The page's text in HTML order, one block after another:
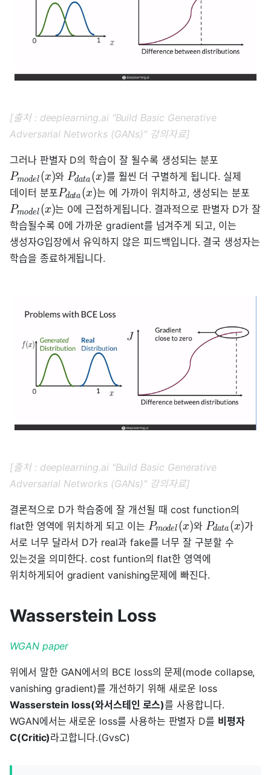
[출처 : deeplearning.ai "Build Basic Generative
Adversarial Networks (GANs)" 강의자료]
그러나 판별자 D의 학습이 잘 될수록 생성되는 분포
Pmodel (x)와 Pdata (x)를 훨씬 더 구별하게 됩니다. 실제
데이터 분포Pdata (x)는 에 가까이 위치하고, 생성되는 분포
Pmodel (x)는 0에 근접하게됩니다. 결과적으로 판별자 D가 잘
학습될수록 0에 가까운 gradient를 넘겨주게 되고, 이는
생성자G입장에서 유익하지 않은 피드백입니다. 결국 생성자는
학습을 종료하게됩니다.
[출처 : deeplearning.ai "Build Basic Generative
Adversarial Networks (GANs)" 강의자료]
결론적으로 D가 학습중에 잘 개선될 때 cost function의
flat한 영역에 위치하게 되고 이는 Pmodel (x)와 Pdata (x)가
서로 너무 달라서 D가 real과 fake를 너무 잘 구분할 수
있는것을 의미한다. cost funtion의 flat한 영역에
위치하게되어 gradient vanishing문제에 빠진다.
Wasserstein Loss
WGAN paper
위에서 말한 GAN에서의 BCE loss의 문제(mode collapse,
vanishing gradient)를 개선하기 위해 새로운 loss
Wasserstein loss(와서스테인 로스)를 사용합니다.
WGAN에서는 새로운 loss를 사용하는 판별자 D를 비평자
C(Critic)라고합니다.(GvsC)